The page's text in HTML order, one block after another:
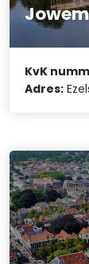
KvK
Adres: